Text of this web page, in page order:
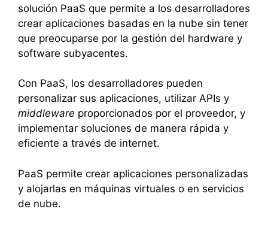
solución PaaS que permite a los desarrolladores
crear aplicaciones basadas en la nube sin tener
que preocuparse por la gestión del hardware y
software subyacentes.
Con PaaS, los desarrolladores pueden
personalizar sus aplicaciones, utilizar APIs y
middleware proporcionados por el proveedor, y
implementar soluciones de manera rápida y
eficiente a través de internet.
PaaS permite crear aplicaciones personalizadas
y alojarlas en máquinas virtuales o en servicios
de nube.